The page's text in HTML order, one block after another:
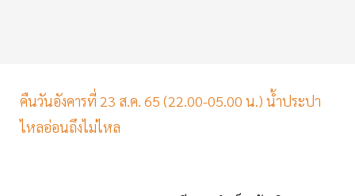
คืนวันอังคารที่ 23 ส.ค. 65 (22.00-05.00 น.) น้ำประปา
ไหลอ่อนถึงไม่ไหล